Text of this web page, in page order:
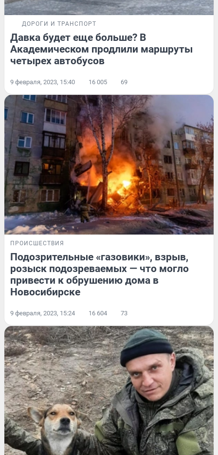
ДОРОГИ И ТРАНСПОРТ
Давка будет еще больше? В
Академическом продлили маршруты
четырех автобусов
9 февраля, 2023, 15:40 16 005 69
ПРОИСШЕСТВИЯ
Подозрительные «газовики», взрыв,
розыск подозреваемых — что могло
привести к обрушению дома в
Новосибирске
9 февраля, 2023, 15:24 16 604 73